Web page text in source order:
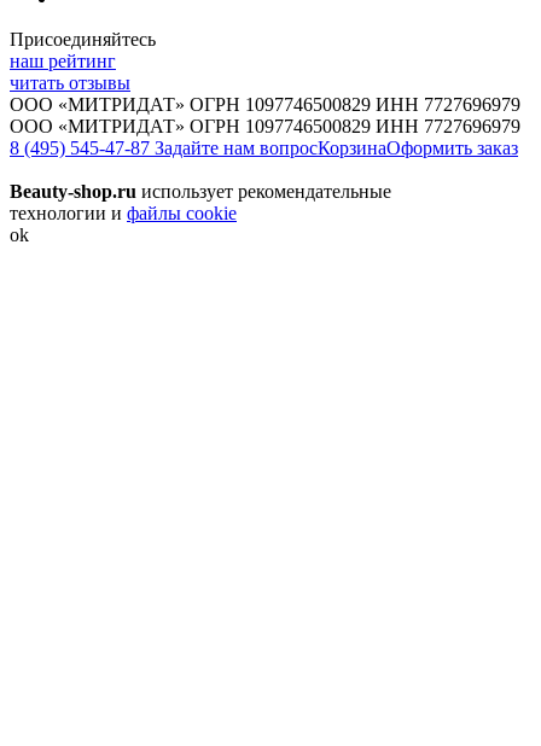
Присоединяйтесь
наш рейтинг
читать отзывы
ООО «МИТРИДАТ» ОГРН 1097746500829 ИНН 7727696979
ООО «МИТРИДАТ» ОГРН 1097746500829 ИНН 7727696979
8 (495) 545-47-87 Задайте нам вопросКорзинаОформить заказ
Beauty-shop.ru использует рекомендательные
технологии и файлы cookie
ok